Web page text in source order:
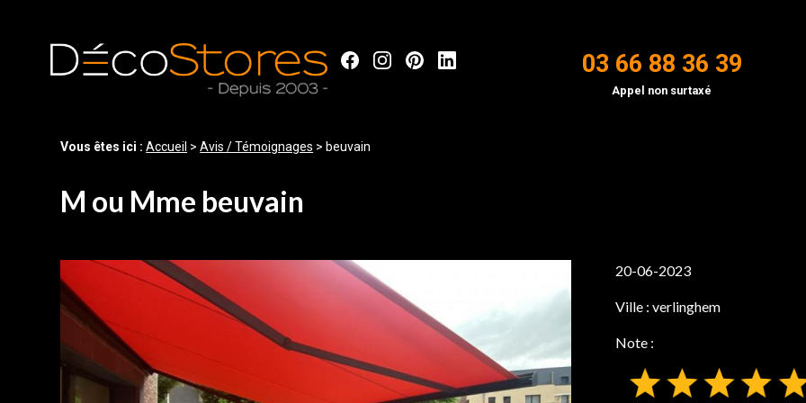
03 66 88 36 39
Appel non surtaxé
Vous êtes ici :Accueil >Avis / Témoignages > beuvain
M ou Mme beuvain
20-06-2023
Ville : verlinghem
Note :